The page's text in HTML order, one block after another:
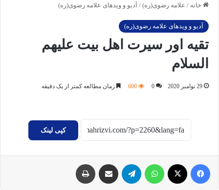
خانه / علامه رضوی(ره) / آدیو و ویدهای علامه رضوی(ره)
آدیو و ویدهای علامه رضوی(ره)
تقیه اور سیرت اهل بیت علیهم
السلام
29 نوامبر 2020 0
600 زمان مطالعه کمتر از یک دقیقه
کپی لینک